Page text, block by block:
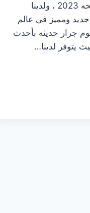
كاملة بالدولاب والتسريحه 2023 ، ولدينا
ومميز فى عالم
جرار حديثه بأحدث
يتوفر لدينا…